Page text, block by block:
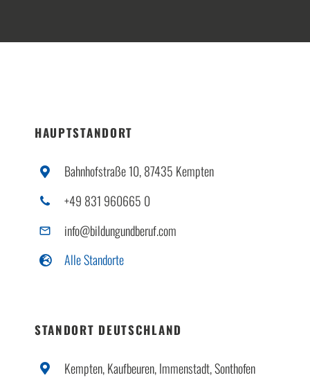
HAUPTSTANDORT
Bahnhofstraße 10, 87435 Kempten
+49 831 960665 0
info@bildungundberuf.com
Alle Standorte
STANDORT DEUTSCHLAND
Kempten, Kaufbeuren, Immenstadt, Sonthofen